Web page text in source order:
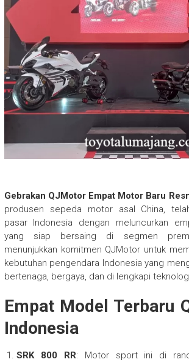
Gebrakan QJMotor Empat Motor Baru
produsen sepeda motor asal China,
pasar Indonesia dengan meluncurkan
yang siap bersaing di segmen
menunjukkan komitmen QJMotor untuk
kebutuhan pengendara Indonesia yang
bertenaga, bergaya, dan di lengkapi
Empat Model Terbaru
Indonesia
SRK 800 RR: Motor sport ini di